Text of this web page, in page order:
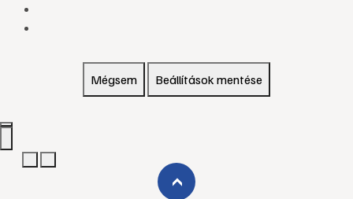
Mégsem Beállítások mentése
›